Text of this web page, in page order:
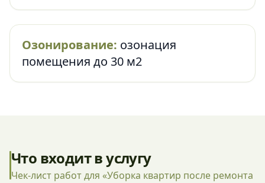
Озонирование: озонация
помещения до 30 м2
Что входит в услугу
Чек-лист работ для «Уборка квартир после ремонта